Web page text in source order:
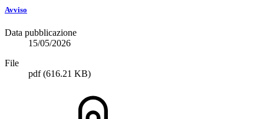
Avviso
Data pubblicazione
15/05/2026
File
pdf(616.21 KB)